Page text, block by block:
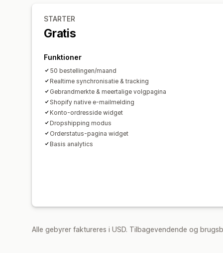
STARTER
Gratis
Funktioner
50 bestellingen/maand
Realtime synchronisatie & tracking
Gebrandmerkte & meertalige volgpagina
Shopify native e-mailmelding
Konto-ordresside widget
Dropshipping modus
Orderstatus-pagina widget
Basis analytics
Alle gebyrer faktureres i USD. Tilbagevendende og